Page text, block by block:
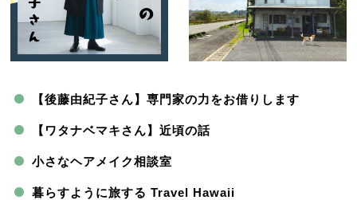
【後藤由紀子さん】専門家の力をお借りします
【ワタナベマキさん】近頃の話
小さなヘアメイク相談室
暮らすように旅する Travel Hawaii